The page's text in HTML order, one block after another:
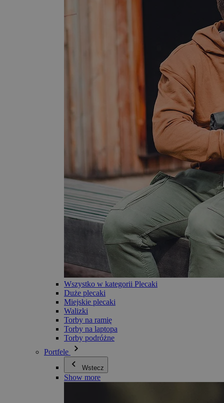
Wszystko w kategorii Plecaki
Duże plecaki
Miejskie plecaki
Walizki
Torby na ramię
Torby na laptopa
Torby podróżne
Portfele
Wstecz
Show more